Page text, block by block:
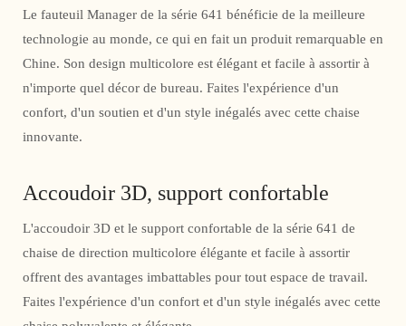
Le fauteuil Manager de la série 641 bénéficie de la meilleure
technologie au monde, ce qui en fait un produit remarquable en
Chine. Son design multicolore est élégant et facile à assortir à
n'importe quel décor de bureau. Faites l'expérience d'un
confort, d'un soutien et d'un style inégalés avec cette chaise
innovante.
Accoudoir 3D, support confortable
L'accoudoir 3D et le support confortable de la série 641 de
chaise de direction multicolore élégante et facile à assortir
offrent des avantages imbattables pour tout espace de travail.
Faites l'expérience d'un confort et d'un style inégalés avec cette